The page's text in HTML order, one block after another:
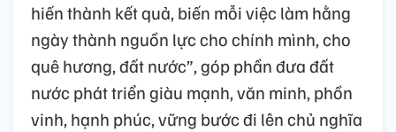
hiến thành kết quả, biến mỗi việc làm hằng
ngày thành nguồn lực cho chính mình, cho
quê hương, đất nước”, góp phần đưa đất
nước phát triển giàu mạnh, văn minh, phồn
vinh, hạnh phúc, vững bước đi lên chủ nghĩa